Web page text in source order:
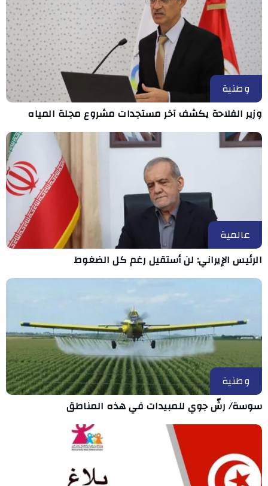
وطنية
وزير الفلاحة يكشف آخر مستجدات مشروع مجلة المياه
عالمية
الرئيس الإيراني: لن أستقيل رغم كل الضغوط
وطنية
سوسة/ رشّ جوي للمبيدات في هذه المناطق